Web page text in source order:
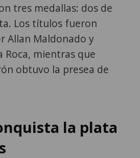
tres medallas: dos de
Los títulos fueron
Allan Maldonado y
Roca, mientras que
obtuvo la presea de
la plata